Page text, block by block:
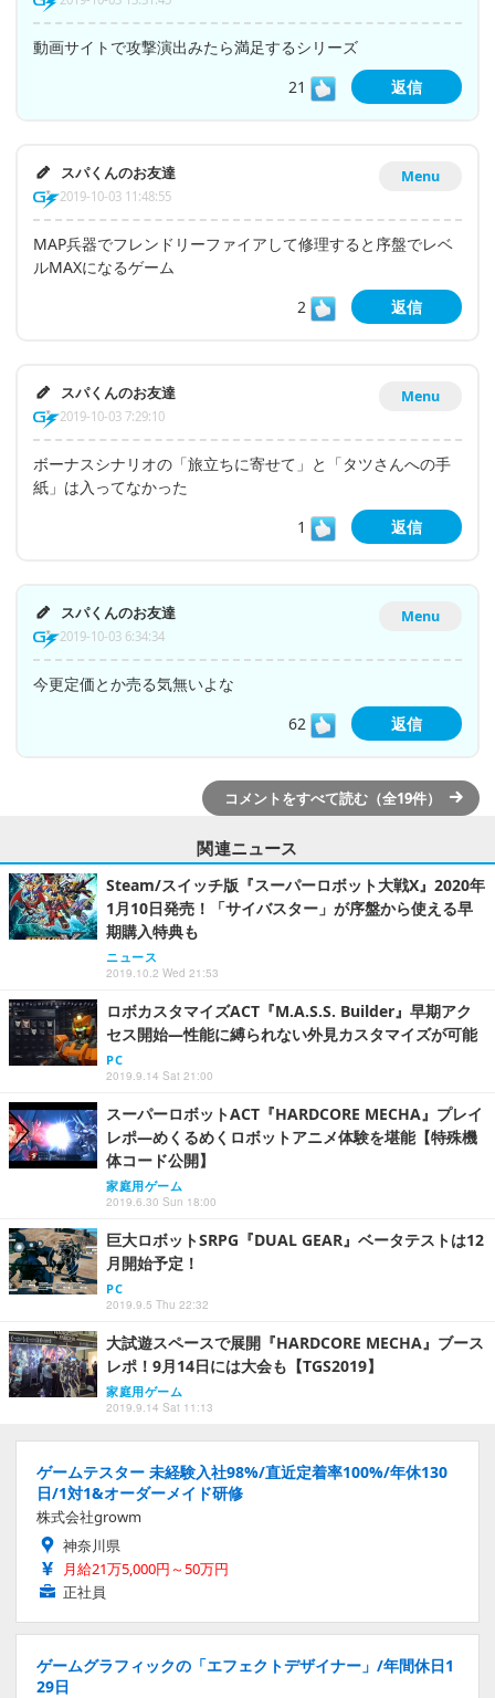
動画サイトで攻撃演出みたら満足するシリーズ
21
返信
Menu
スパくんのお友達
2019-10-03 11:48:55
MAP兵器でフレンドリーファイアして修理すると序盤でレベ
ルMAXになるゲーム
2
返信
Menu
スパくんのお友達
2019-10-03 7:29:10
ボーナスシナリオの「旅立ちに寄せて」と「タツさんへの手
紙」は入ってなかった
1
返信
Menu
スパくんのお友達
2019-10-03 6:34:34
今更定価とか売る気無いよな
62
返信
コメントをすべて読む（全19件）
関連ニュース
Steam/スイッチ版『スーパーロボット大戦X』2020年
1月10日発売！「サイバスター」が序盤から使える早
期購入特典も
ニュース
2019.10.2 Wed 21:53
ロボカスタマイズACT『M.A.S.S. Builder』早期アク
セス開始―性能に縛られない外見カスタマイズが可能
PC
2019.9.14 Sat 21:00
スーパーロボットACT『HARDCORE MECHA』プレイ
レポ―めくるめくロボットアニメ体験を堪能【特殊機
体コード公開】
家庭用ゲーム
2019.6.30 Sun 18:00
巨大ロボットSRPG『DUAL GEAR』ベータテストは12
月開始予定！
PC
2019.9.5 Thu 22:32
大試遊スペースで展開『HARDCORE MECHA』ブース
レポ！9月14日には大会も【TGS2019】
家庭用ゲーム
2019.9.14 Sat 11:13
ゲームテスター 未経験入社98%/直近定着率100%/年休130
日/1対1&オーダーメイド研修
株式会社growm
神奈川県
月給21万5,000円～50万円
正社員
ゲームグラフィックの「エフェクトデザイナー」/年間休日1
29日